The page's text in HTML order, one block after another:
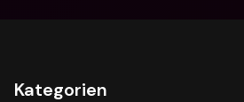
Kategorien